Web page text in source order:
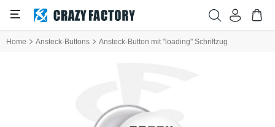
Home Ansteck-Buttons Ansteck-Button mit "loading" Schriftzug